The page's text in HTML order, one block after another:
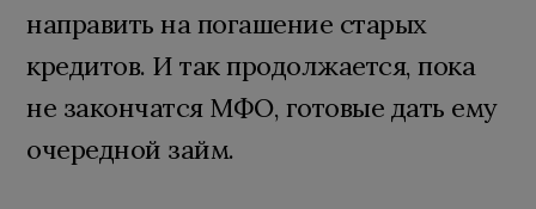
направить на погашение старых
кредитов. И так продолжается, пока
не закончатся МФО, готовые дать ему
очередной займ.